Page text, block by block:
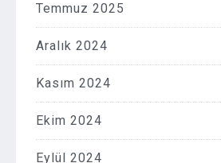
Temmuz 2025
Aralık 2024
Kasım 2024
Ekim 2024
Eylül 2024